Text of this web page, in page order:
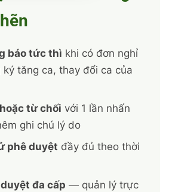
báo tức thì khi có đơn nghỉ
ký tăng ca, thay đổi ca của
từ chối với 1 lần nhấn
ghi chú lý do
phê duyệt đầy đủ theo thời
đa cấp — quản lý trực